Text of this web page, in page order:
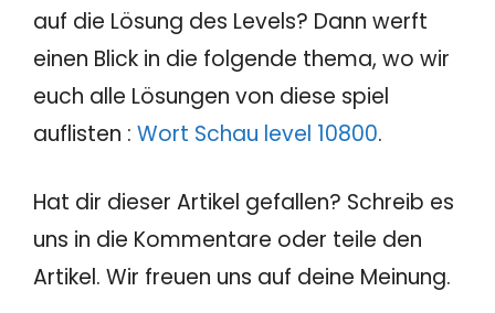
auf die Lösung des Levels? Dann werft
einen Blick in die folgende thema, wo wir
euch alle Lösungen von diese spiel
auflisten : Wort Schau level 10800.
Hat dir dieser Artikel gefallen? Schreib es
uns in die Kommentare oder teile den
Artikel. Wir freuen uns auf deine Meinung.